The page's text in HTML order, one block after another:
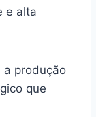
e alta
a produção
que